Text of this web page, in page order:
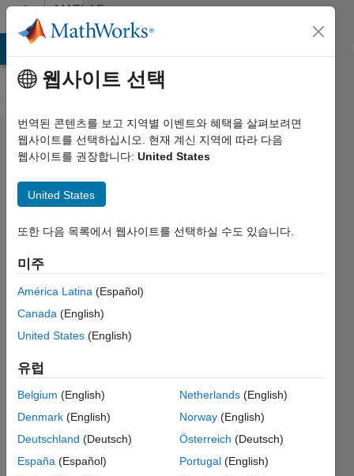
콘텐츠로 바로 가기
MATLAB
Answers
Is it
possible
to change
some
properties
of only a
subset of
(neurons)
hidden
layer?
Kamuran
Turksoy
웹사이트 선택
번역된 콘텐츠를 보고 지역별 이벤트와 혜택을 살펴보려면
웹사이트를 선택하십시오. 현재 계신 지역에 따라 다음
웹사이트를 권장합니다: United States
United States
또한 다음 목록에서 웹사이트를 선택하실 수도 있습니다.
미주
América Latina (Español)
Canada (English)
United States (English)
유럽
Belgium (English)
Denmark (English)
Deutschland (Deutsch)
España (Español)
Netherlands(English)
Norway(English)
Österreich (Deutsch)
Portugal(English)